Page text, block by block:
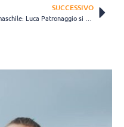
SUCCESSIVO